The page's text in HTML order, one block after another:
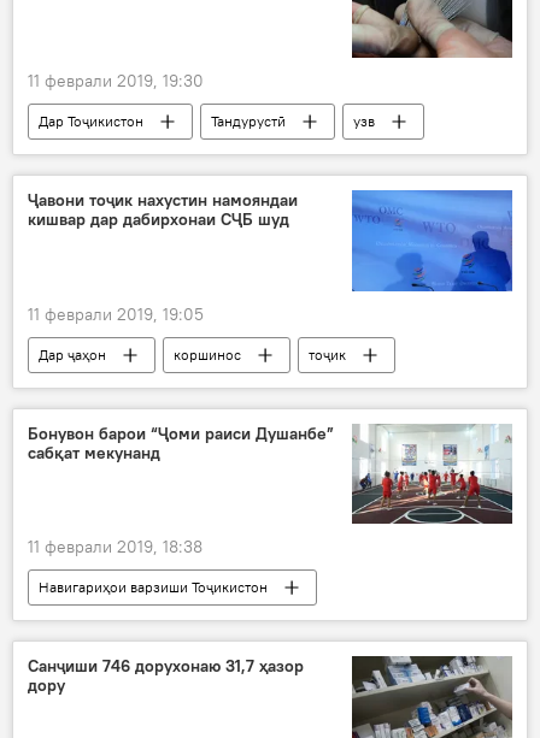
11 феврали 2019, 19:30
Дар Тоҷикистон Тандурустӣ
узв
Пайванд
Ҷавони тоҷик нахустин намояндаи
кишвар дар дабирхонаи СҶБ шуд
11 феврали 2019, 19:05
Дар ҷаҳон коршинос
тоҷик
ҷавон
Бонувон барои “Ҷоми раиси Душанбе”
сабқат мекунанд
11 феврали 2019, 18:38
Навигариҳои варзиши Тоҷикистон
Санҷиши 746 дорухонаю 31,7 ҳазор
дору